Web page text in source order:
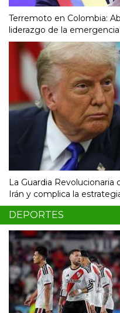
Terremoto en Colombia:
liderazgo de la
La Guardia
Irán y complica la
DEPORTES